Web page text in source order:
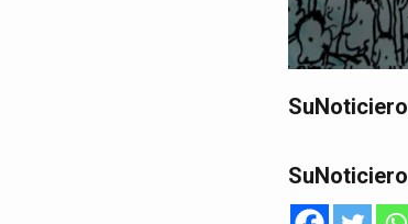
SuNoticiero
SuNoticiero